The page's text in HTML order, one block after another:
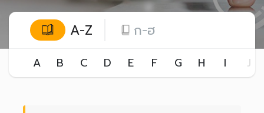
A-Z ก-ฮ
A B C D E F G H I J